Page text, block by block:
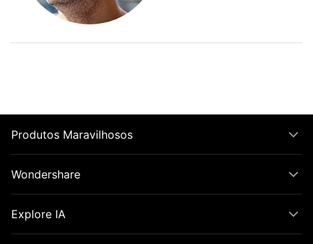
Produtos Maravilhosos
Wondershare
Explore IA